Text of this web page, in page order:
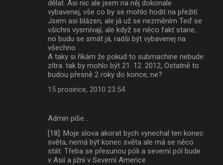
dělat. Asi nic ale jsem na něj dokonale
vybavenej, vše co by se mohlo hodit na přežití.
Jsem asi blázen, ale já už se nezměním Teď se
všichni vysmívají, ale když se něco fakt stane,
no budu se smát já, radši být vybavenej na
všechno
A taky si říkám že pokud to submachine nebude
zítra. tak by mohlo být 21. 12. 2012, Ostatně to
budou přesně 2 roky do konce, ne?
15 prosince, 2010 23:54
Admin píše…
[18]: Moje slova akorat bych vynechal ten konec
světa, nemá být konec světa ale má se něco
stát. Třeba se přesunou póli a severní pól bude
v Asií a jižní v Severní Americe